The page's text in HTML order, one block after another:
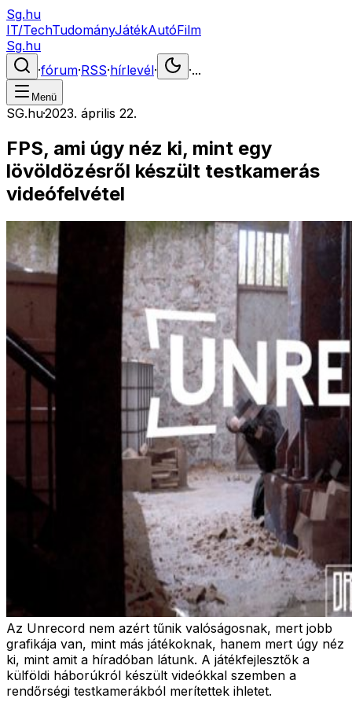
Sg.hu
IT/TechTudományJátékAutóFilm
Sg.hu
·fórum·RSS·hírlevél· ·...
Menü
SG.hu·2023. április 22.
FPS, ami úgy néz ki, mint egy
lövöldözésről készült testkamerás
videófelvétel
Az Unrecord nem azért tűnik valóságosnak, mert jobb
grafikája van, mint más játékoknak, hanem mert úgy néz
ki, mint amit a híradóban látunk. A játékfejlesztők a
külföldi háborúkról készült videókkal szemben a
rendőrségi testkamerákból merítettek ihletet.